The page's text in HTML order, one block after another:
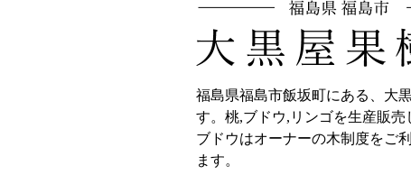
福島県福島市飯坂町にある、大
す。桃,ブドウ,リンゴを生産販売
ブドウはオーナーの木制度をご
ます。